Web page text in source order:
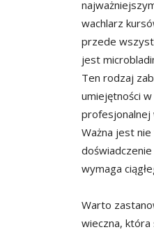
wachlarz
przede
jest
Ten rodzaj
umiejętności
profesjonalnej
Ważna jest
wymaga
Warto
wieczna, która